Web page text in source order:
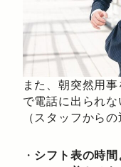
また、朝突然用
で電話に出られな
（スタッフから
・ シフト表の時